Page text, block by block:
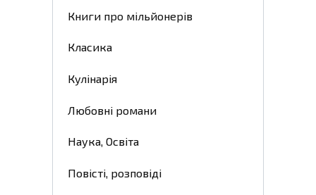
Книги про мільйонерів
Класика
Кулінарія
Любовні романи
Наука, Освіта
Повісті, розповіді